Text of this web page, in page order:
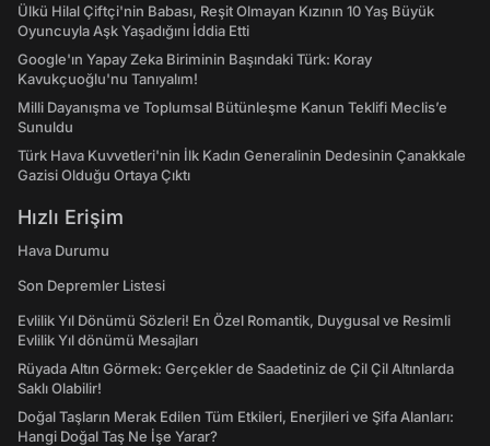
Ülkü Hilal Çiftçi'nin Babası, Reşit Olmayan Kızının 10 Yaş Büyük
Oyuncuyla Aşk Yaşadığını İddia Etti
Google'ın Yapay Zeka Biriminin Başındaki Türk: Koray
Kavukçuoğlu'nu Tanıyalım!
Milli Dayanışma ve Toplumsal Bütünleşme Kanun Teklifi Meclis’e
Sunuldu
Türk Hava Kuvvetleri'nin İlk Kadın Generalinin Dedesinin Çanakkale
Gazisi Olduğu Ortaya Çıktı
Hızlı Erişim
Hava Durumu
Son Depremler Listesi
Evlilik Yıl Dönümü Sözleri! En Özel Romantik, Duygusal ve Resimli
Evlilik Yıl dönümü Mesajları
Rüyada Altın Görmek: Gerçekler de Saadetiniz de Çil Çil Altınlarda
Saklı Olabilir!
Doğal Taşların Merak Edilen Tüm Etkileri, Enerjileri ve Şifa Alanları:
Hangi Doğal Taş Ne İşe Yarar?